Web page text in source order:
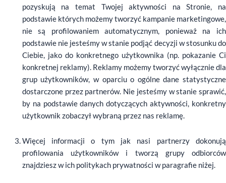
pozyskują na temat Twojej aktywności na Stronie, na
podstawie których możemy tworzyć kampanie marketingowe,
nie są profilowaniem automatycznym, ponieważ na ich
podstawie nie jesteśmy w stanie podjąć decyzji w stosunku do
Ciebie, jako do konkretnego użytkownika (np. pokazanie Ci
konkretnej reklamy). Reklamy możemy tworzyć wyłącznie dla
grup użytkowników, w oparciu o ogólne dane statystyczne
dostarczone przez partnerów. Nie jesteśmy w stanie sprawić,
by na podstawie danych dotyczących aktywności, konkretny
użytkownik zobaczył wybraną przez nas reklamę.
Więcej informacji o tym jak nasi partnerzy dokonują
profilowania użytkowników i tworzą grupy odbiorców
znajdziesz w ich politykach prywatności w paragrafie niżej.